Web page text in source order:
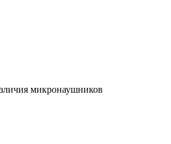
микронаушников